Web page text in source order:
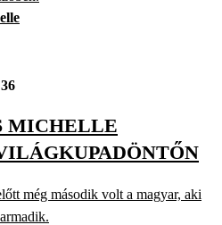
MICHELLE
még második volt a magyar, aki